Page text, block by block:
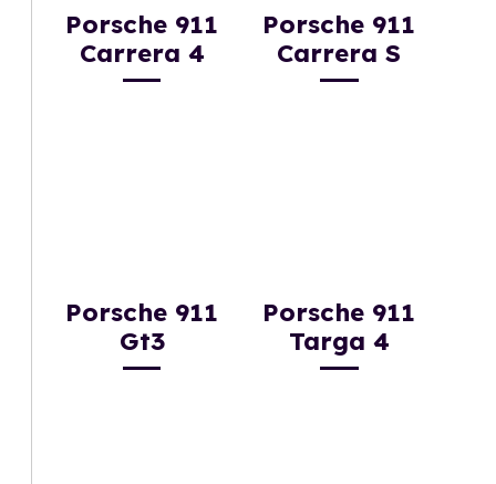
Porsche 911
Carrera 4
Porsche 911
Carrera S
Porsche 911
Gt3
Porsche 911
Targa 4